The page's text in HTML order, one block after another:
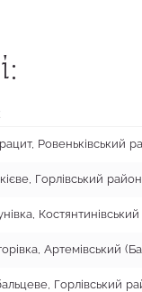
Горлівський район